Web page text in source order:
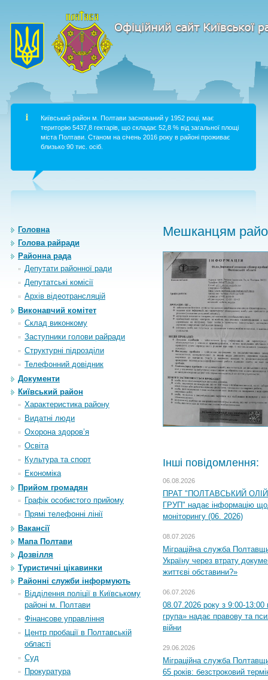
Київський район м. Полтави заснований у 1952 році, має
територію 5437,8 гектарів, що складає 52,8 % від загальної площі
міста Полтави. Станом на січень 2016 року в районі проживає
близько 90 тис. осіб.
Головна
Голова райради
Районна рада
Депутати районної ради
Депутатські комісії
Архiв вiдеотрансляцiй
Виконавчий комітет
Склад виконкому
Заступники голови райради
Структурні підрозділи
Телефонний довідник
Документи
Київський район
Характеристика району
Видатні люди
Охорона здоров’я
Освіта
Культура та спорт
Економіка
Прийом громадян
Графік особистого прийому
Прямі телефонні лінії
Вакансії
Мапа Полтави
Дозвілля
Туристичні цікавинки
Районні служби інформують
Відділення поліції в Київському
районі м. Полтави
Фінансове управління
Центр пробації в Полтавській
області
Суд
Прокуратура
Мешканцям
Інші повідомлення:
06.08.2026
ПРАТ "ПОЛТАВСЬКИЙ
ГРУП" надає інформацію
моніторингу (06. 2026)
08.07.2026
Міграційна служба
Україну через втрату
життєві обставини?»
06.07.2026
08.07.2026 року з 9:00-13:00
група» надає правову та
війни
29.06.2026
Міграційна служба
65 років: безстроковий